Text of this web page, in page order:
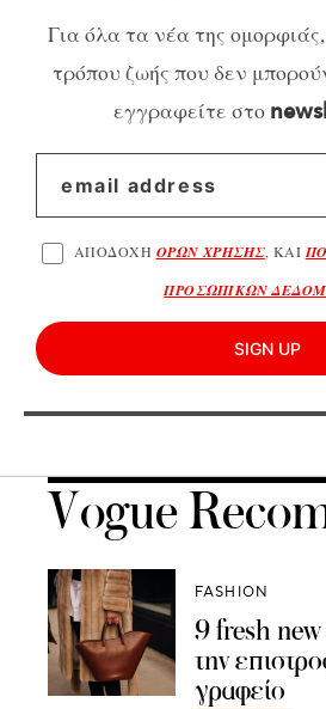
Για όλα τα νέα της
τρόπου ζωής που δεν
εγγραφείτε στο
ΑΠΟΔΟΧΗ ΟΡΩΝ ΧΡΗΣΗΣ, ΚΑΙ
ΠΡΟΣΩΠΙΚΩΝ
SIGN UP
Vogue
FASHION
9 fresh new
την
γραφείο